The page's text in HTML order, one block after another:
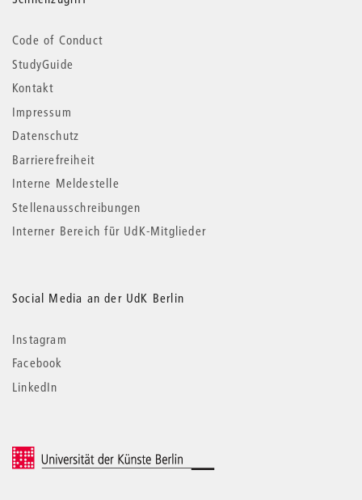
Code of Conduct
StudyGuide
Kontakt
Impressum
Datenschutz
Barrierefreiheit
Interne Meldestelle
Stellenausschreibungen
Interner Bereich für UdK-Mitglieder
Social Media an der UdK Berlin
Instagram
Facebook
LinkedIn
© 2026 Universität der Künste Berlin